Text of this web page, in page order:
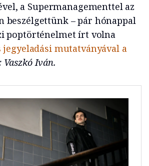
a Supermanagementtel az
beszélgettünk – pár hónappal
poptörténelmet írt volna
mutatványával a
Iván.